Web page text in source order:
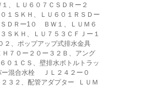
、ＬＵ６０７ＣＳＤＲー２
１ＳＫＨ、ＬＵ６０１ＲＳＤー
ＤＲー1０ ＢＷ１、ＬＵＭ６
ＳＫＨ、ＬＵ７５３ＣＦＪー１
、ポップアップ式排水金具
７０ー２０ー３２Ｂ、アング
０１ＣＳ、壁排水ボトルトラッ
ー混合水栓 ＪＬ２４２ー０
３２、配管アダプター ＬＵＭ